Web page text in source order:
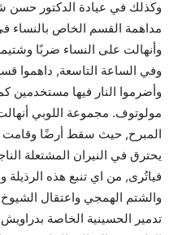
وكذلك في عيادة الدكتور
مداهمة القسم الخاص بالنساء
وأنهالت على النساء ضربًا
وفي الساعة التاسعة, داهموا
وأضرموا النار فيها مستخدمين
مولوتوف. مجموعة اللوبي
المبرح, حيث سقط أرضًا
يحترق في النيران المشتعلة
فياتُرى, من اي تنبع هذه
والشتم الهمجي واعتقال
تدمير الحسينية الخاصة